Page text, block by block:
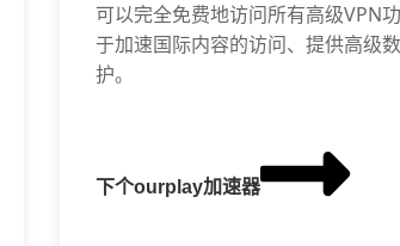
可以完全免费地访问所有高级VPN
于加速国际内容的访问、提供高级
护。
下个ourplay加速器